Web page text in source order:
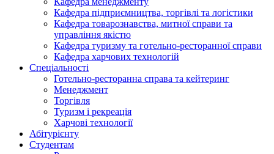
Кафедра підприємництва, торгівлі та логістики
Кафедра товарознавства, митної справи та
управління якістю
Кафедра туризму та готельно-ресторанної справи
Кафедра харчових технологій
Спеціальності
Готельно-ресторанна справа та кейтеринг
Менеджмент
Торгівля
Туризм і рекреація
Харчові технології
Абітурієнту
Студентам